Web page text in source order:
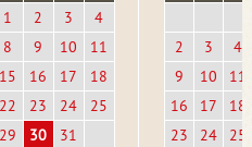
1 2 3
4
8 9 10
11
15 16 17
18
22 23 24
25
29 30 31
2 3
4
9
10
11
16
17
18
23
24
25